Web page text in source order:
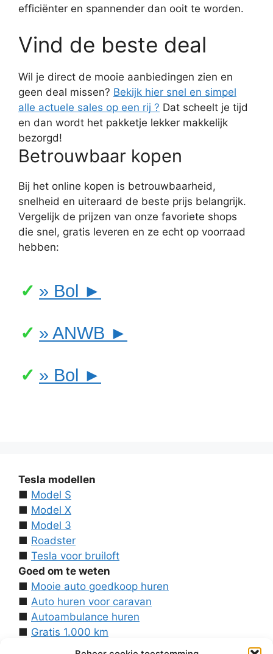
efficiënter en spannender dan ooit te worden.
Vind de beste deal
Wil je direct de mooie aanbiedingen zien en
geen deal missen? Bekijk hier snel en simpel
alle actuele sales op een rij ? Dat scheelt je tijd
en dan wordt het pakketje lekker makkelijk
bezorgd!
Betrouwbaar kopen
Bij het online kopen is betrouwbaarheid,
snelheid en uiteraard de beste prijs belangrijk.
Vergelijk de prijzen van onze favoriete shops
die snel, gratis leveren en ze echt op voorraad
hebben:
» Bol ►
» ANWB ►
» Bol ►
Tesla modellen
■ Model S
■ Model X
■ Model 3
■ Roadster
■ Tesla voor bruiloft
Goed om te weten
■ Mooie auto goedkoop huren
■ Auto huren voor caravan
■ Autoambulance huren
■ Gratis 1.000 km